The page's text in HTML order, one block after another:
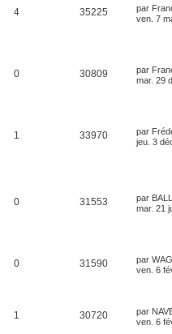
4 35225 par
ven. 7
0 30809 par
mar. 29
1 33970 par
jeu. 3
0 31553 par
mar. 21
0 31590 par
ven. 6
1 30720 par
ven. 6